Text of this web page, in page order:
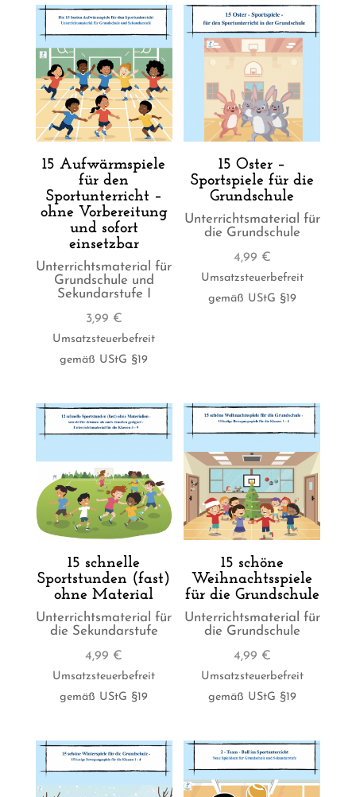
15 Aufwärmspiele
für den
Sportunterricht –
ohne Vorbereitung
und sofort
einsetzbar
Unterrichtsmaterial für
Grundschule und
Sekundarstufe I
3,99 €
Umsatzsteuerbefreit
gemäß UStG §19
15 Oster –
Sportspiele für die
Grundschule
Unterrichtsmaterial für
die Grundschule
4,99 €
Umsatzsteuerbefreit
gemäß UStG §19
15 schnelle
Sportstunden (fast)
ohne Material
Unterrichtsmaterial für
die Sekundarstufe
4,99 €
Umsatzsteuerbefreit
gemäß UStG §19
15 schöne
Weihnachtsspiele
für die Grundschule
Unterrichtsmaterial für
die Grundschule
4,99 €
Umsatzsteuerbefreit
gemäß UStG §19